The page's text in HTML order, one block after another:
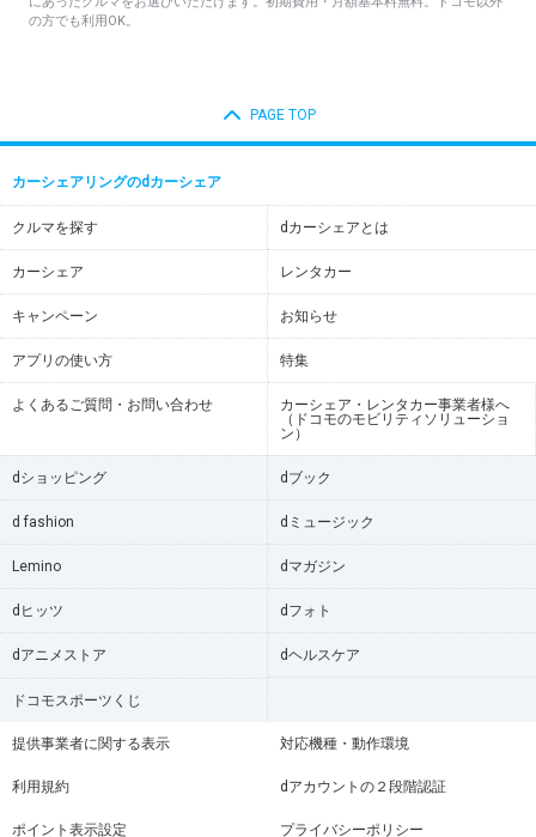
の方でも利用OK。
PAGE TOP
カーシェアリングのdカーシェア
クルマを探す dカーシェアとは
カーシェア レンタカー
キャンペーン お知らせ
アプリの使い方 特集
よくあるご質問・お問い合わせ
カーシェア・レンタカー事業者様へ
（ドコモのモビリティソリューショ
ン）
dショッピング dブック
d fashion dミュージック
Lemino dマガジン
dヒッツ dフォト
dアニメストア dヘルスケア
ドコモスポーツくじ
提供事業者に関する表示 対応機種・動作環境
利用規約 dアカウントの２段階認証
ポイント表示設定 プライバシーポリシー